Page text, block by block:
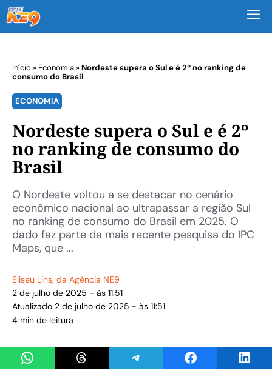
Início » Economia»Nordeste supera o Sul e é 2º no ranking de
consumo do Brasil
ECONOMIA
Nordeste supera o Sul e é 2º
no ranking de consumo do
Brasil
O Nordeste voltou a se destacar no cenário
econômico nacional ao ultrapassar a região Sul
no ranking de consumo do Brasil em 2025. O
dado faz parte da mais recente pesquisa do IPC
Maps, que ...
Eliseu Lins, da Agência NE9
2 de julho de 2025 - às 11:51
Atualizado 2 de julho de 2025 - às 11:51
4 min de leitura
Share on WhatsAppShare on ThreadsShare on TelegramShare on Facebook